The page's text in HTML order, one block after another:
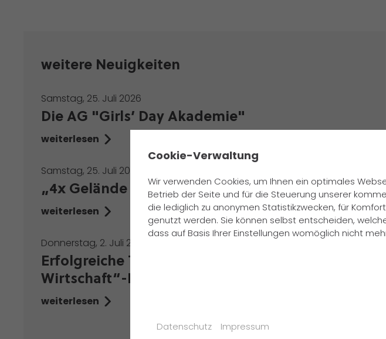
weitere Neuigkeiten
Samstag, 25. Juli 2026
Die AG "Girls’ Day Akademie"
weiterlesen
Samstag, 25. Juli 2026
„4x Gelände und 1x Anziehen“
weiterlesen
Donnerstag, 2. Juli 2026
Erfolgreiche Teilnahme am „Jugend und
Wirtschaft“-Projekt der FAZ
weiterlesen
Cookie-Verwaltung
Wir verwenden Cookies, um Ihnen ein optimales
Betrieb der Seite und für die Steuerung unserer
die lediglich zu anonymen Statistikzwecken, für
genutzt werden. Sie können selbst entscheiden,
dass auf Basis Ihrer Einstellungen womöglich nicht
Datenschutz Impressum